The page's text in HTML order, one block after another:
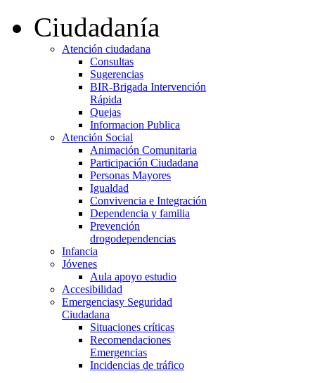
Ciudadanía
Atención ciudadana
Consultas
Sugerencias
BIR-Brigada Intervención
Rápida
Quejas
Informacion Publica
Atención Social
Animación Comunitaria
Participación Ciudadana
Personas Mayores
Igualdad
Convivencia e Integración
Dependencia y familia
Prevención
drogodependencias
Infancia
Jóvenes
Aula apoyo estudio
Accesibilidad
Emergenciasy Seguridad
Ciudadana
Situaciones críticas
Recomendaciones
Emergencias
Incidencias de tráfico